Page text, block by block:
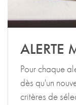
ALERTE
Pour chaque
dès qu'un
critères de